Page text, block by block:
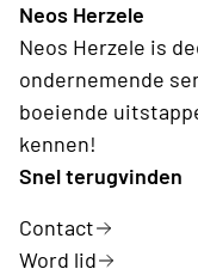
Neos Herzele
Neos Herzele is
ondernemende
boeiende
kennen!
Snel terugvinden
Contact
Word lid